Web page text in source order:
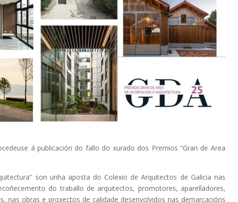
á publicación do fallo do xurado dos Premios “Gran de Area
son unha aposta do Colexio de Arquitectos de Galicia nas
do traballo de arquitectos, promotores, aparelladores,
nas obras e proxectos de calidade desenvolvidos nas demarcacións